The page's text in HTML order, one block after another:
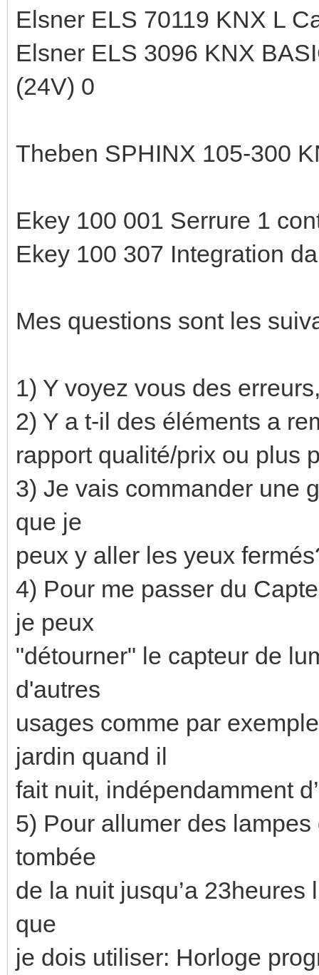
Elsner ELS 70119 KNX L
Elsner ELS 3096 KNX
(24V) 0
Theben SPHINX 105-300
Ekey 100 001 Serrure 1
Ekey 100 307 Integration
Mes questions sont les
1) Y voyez vous des
2) Y a t-il des éléments a
rapport qualité/prix ou plus
3) Je vais commander une
que je
peux y aller les yeux
4) Pour me passer du
je peux
"détourner" le capteur de
d'autres
usages comme par
jardin quand il
fait nuit, indépendamment
5) Pour allumer des
tombée
de la nuit jusqu’a 23heures
que
je dois utiliser: Horloge